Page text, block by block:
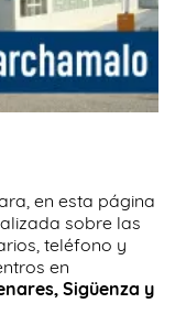
en esta página
sobre las
teléfono y
en
Sigüenza y